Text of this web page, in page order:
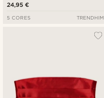
24,95 €
5 CORES TRENDHIM